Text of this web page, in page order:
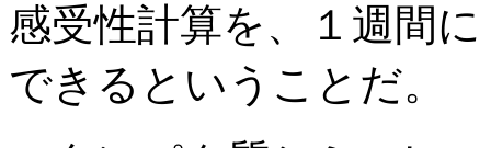
感受性計算を、１週間
できるということだ。